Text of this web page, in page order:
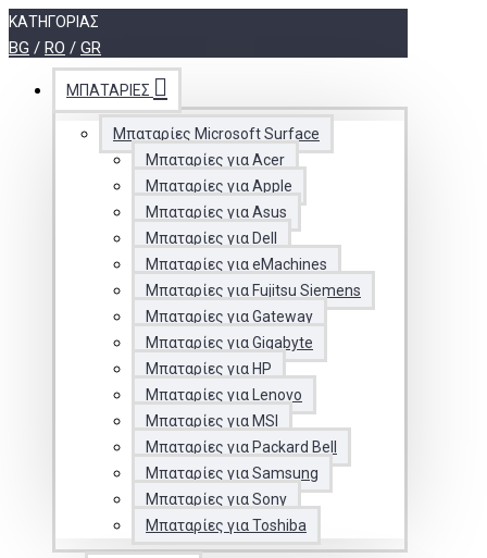
ΚΑΤΗΓΟΡΊΑΣ
BG / RO / GR
ΜΠΑΤΑΡΊΕΣ
Μπαταρίες Microsoft Surface
Μπαταρίες για Acer
Μπαταρίες για Apple
Μπαταρίες για Asus
Μπαταρίες για Dell
Μπαταρίες για eMachines
Μπαταρίες για Fujitsu Siemens
Μπαταρίες για Gateway
Μπαταρίες για Gigabyte
Μπαταρίες για HP
Μπαταρίες για Lenovo
Μπαταρίες για MSI
Μπαταρίες για Packard Bell
Μπαταρίες για Samsung
Μπαταρίες για Sony
Μπαταρίες για Toshiba